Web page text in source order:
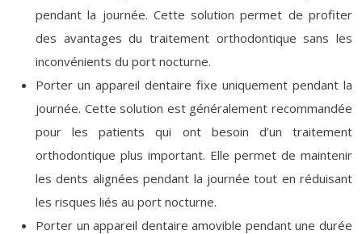
pendant la journée. Cette solution permet de profiter
des avantages du traitement orthodontique sans les
inconvénients du port nocturne.
Porter un appareil dentaire fixe uniquement pendant la
journée. Cette solution est généralement recommandée
pour les patients qui ont besoin d’un traitement
orthodontique plus important. Elle permet de maintenir
les dents alignées pendant la journée tout en réduisant
les risques liés au port nocturne.
Porter un appareil dentaire amovible pendant une durée